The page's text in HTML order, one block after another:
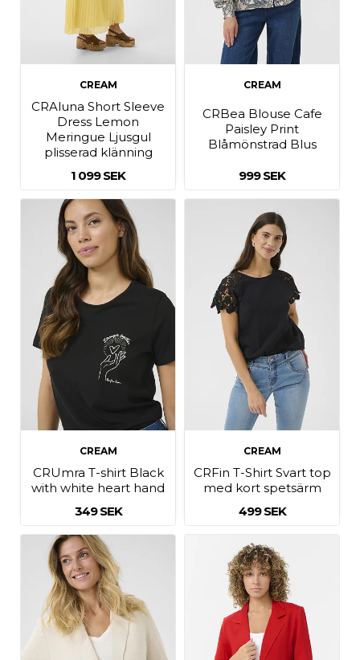
CREAM
CRAluna Short Sleeve
Dress Lemon
Meringue Ljusgul
plisserad klänning
1 099 SEK
CREAM
CRBea Blouse Cafe
Paisley Print
Blåmönstrad Blus
999 SEK
CREAM
CRUmra T-shirt Black
with white heart hand
349 SEK
CREAM
CRFin T-Shirt Svart top
med kort spetsärm
499 SEK